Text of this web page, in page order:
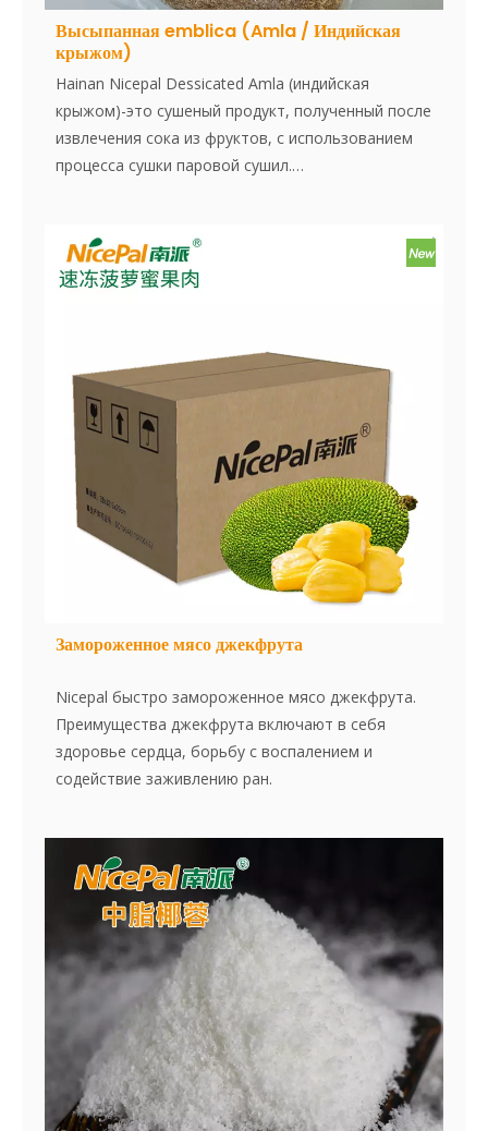
Высыпанная emblica (Amla / Индийская
крыжом)
Hainan Nicepal Dessicated Amla (индийская
крыжом)-это сушеный продукт, полученный после
извлечения сока из фруктов, с использованием
процесса сушки паровой сушил.
крыжесной кладку, дерево Малакки или Амла, от
санскрита आमलकी, является лиственным деревом
Замороженное мясо джекфрута
Nicepal быстро замороженное мясо джекфрута.
Преимущества джекфрута включают в себя
здоровье сердца, борьбу с воспалением и
содействие заживлению ран.